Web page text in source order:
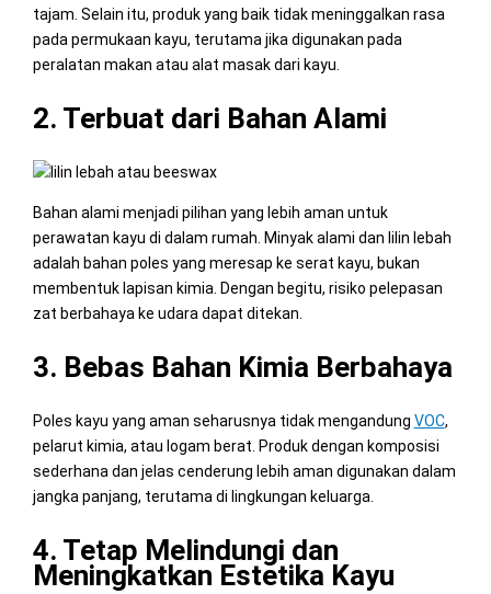
tajam. Selain itu, produk yang baik tidak meninggalkan rasa
pada permukaan kayu, terutama jika digunakan pada
peralatan makan atau alat masak dari kayu.
2. Terbuat dari Bahan Alami
Bahan alami menjadi pilihan yang lebih aman untuk
perawatan kayu di dalam rumah. Minyak alami dan lilin lebah
adalah bahan poles yang meresap ke serat kayu, bukan
membentuk lapisan kimia. Dengan begitu, risiko pelepasan
zat berbahaya ke udara dapat ditekan.
3. Bebas Bahan Kimia Berbahaya
Poles kayu yang aman seharusnya tidak mengandung VOC,
pelarut kimia, atau logam berat. Produk dengan komposisi
sederhana dan jelas cenderung lebih aman digunakan dalam
jangka panjang, terutama di lingkungan keluarga.
4. Tetap Melindungi dan
Meningkatkan Estetika Kayu